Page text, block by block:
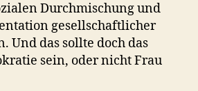
Durchmischung und
gesellschaftlicher
Und das sollte doch das
sein, oder nicht Frau